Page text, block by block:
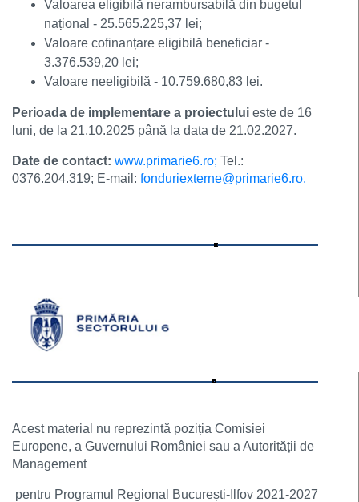
Valoarea eligibilă nerambursabilă din bugetul
național - 25.565.225,37 lei;
Valoare cofinanțare eligibilă beneficiar -
3.376.539,20 lei;
Valoare neeligibilă - 10.759.680,83 lei.
Perioada de implementare a proiectului este de 16
luni, de la 21.10.2025 până la data de 21.02.2027.
Date de contact: www.primarie6.ro; Tel.:
0376.204.319; E-mail: fonduriexterne@primarie6.ro.
Acest material nu reprezintă poziția Comisiei
Europene, a Guvernului României sau a Autorității de
Management
pentru Programul Regional București-Ilfov 2021-2027